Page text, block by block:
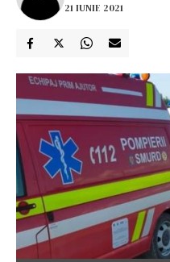
21 IUNIE 2021